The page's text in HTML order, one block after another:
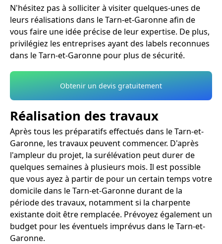
N'hésitez pas à solliciter à visiter quelques-unes de
leurs réalisations dans le Tarn-et-Garonne afin de
vous faire une idée précise de leur expertise. De plus,
privilégiez les entreprises ayant des labels reconnues
dans le Tarn-et-Garonne pour plus de sécurité.
Obtenir un devis gratuitement
Réalisation des travaux
Après tous les préparatifs effectués dans le Tarn-et-
Garonne, les travaux peuvent commencer. D'après
l'ampleur du projet, la surélévation peut durer de
quelques semaines à plusieurs mois. Il est possible
que vous ayez à partir de pour un certain temps votre
domicile dans le Tarn-et-Garonne durant de la
période des travaux, notamment si la charpente
existante doit être remplacée. Prévoyez également un
budget pour les éventuels imprévus dans le Tarn-et-
Garonne.